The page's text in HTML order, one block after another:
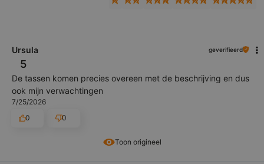
Toon origineel
Ursula geverifieerd
5
De tassen komen precies overeen met de beschrijving en dus
ook mijn verwachtingen
7/25/2026
0
0